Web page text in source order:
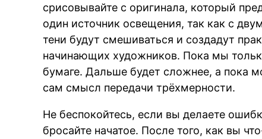
срисовывайте с оригинала, который
один источник освещения, так как с
тени будут смешиваться и создадут
начинающих художников. Пока мы
бумаге. Дальше будет сложнее, а пока
сам смысл передачи трёхмерности.
Не беспокойтесь, если вы делаете
бросайте начатое. После того, как вы